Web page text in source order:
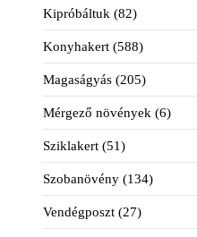
Kipróbáltuk (82)
Konyhakert (588)
Magaságyás (205)
Mérgező növények (6)
Sziklakert (51)
Szobanövény (134)
Vendégposzt (27)